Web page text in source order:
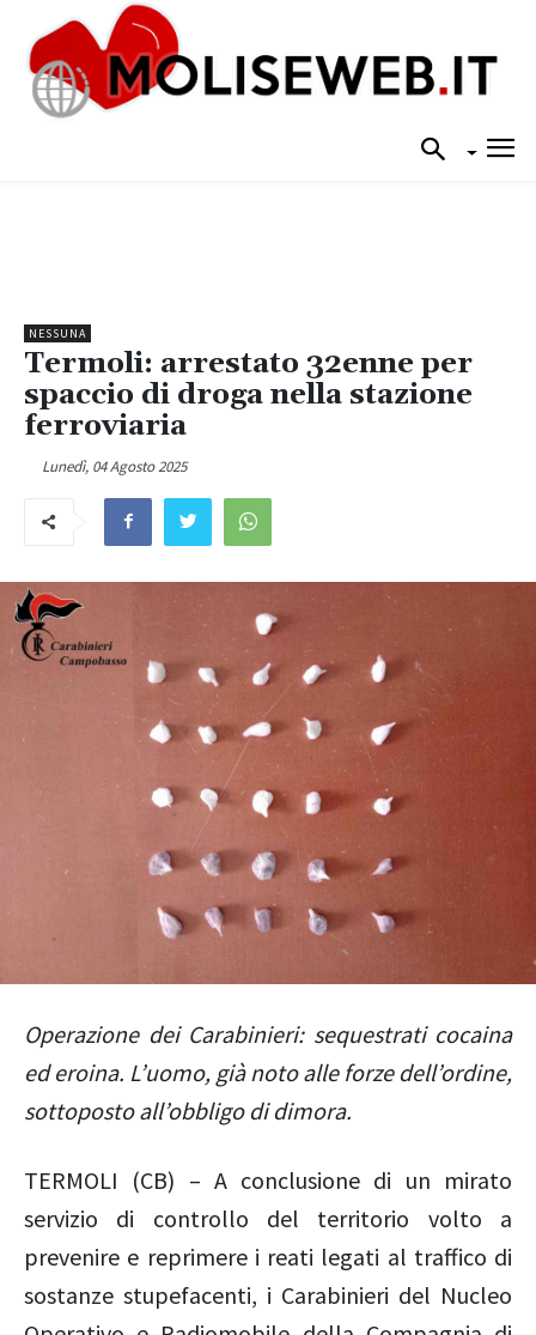
NESSUNA
Termoli: arrestato 32enne per
spaccio di droga nella stazione
ferroviaria
Lunedì, 04 Agosto 2025
Operazione dei Carabinieri: sequestrati cocaina
ed eroina. L’uomo, già noto alle forze dell’ordine,
sottoposto all’obbligo di dimora.
TERMOLI (CB) – A conclusione di un mirato
servizio di controllo del territorio volto a
prevenire e reprimere i reati legati al traffico di
sostanze stupefacenti, i Carabinieri del Nucleo